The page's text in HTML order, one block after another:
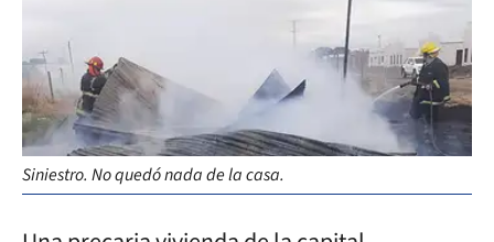
Siniestro. No quedó nada de la casa.